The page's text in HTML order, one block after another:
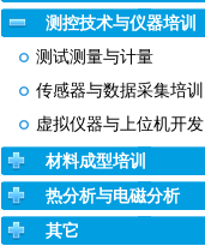
测控技术与仪器培训
测试测量与计量
传感器与数据采集培训
虚拟仪器与上位机开发
材料成型培训
热分析与电磁分析
其它